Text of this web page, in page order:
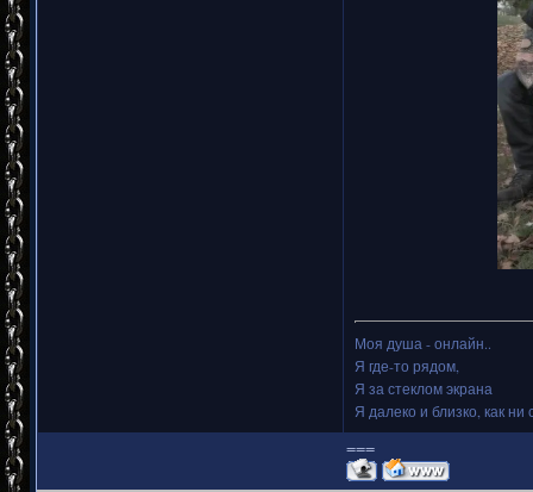
Моя душа - онлайн..
Я где-то рядом,
Я за стеклом экрана
Я далеко и близко, как ни
===